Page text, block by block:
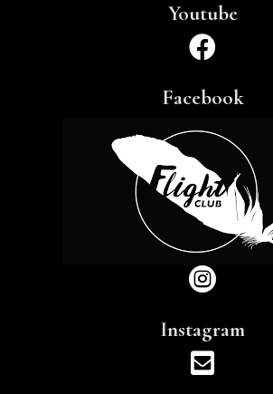
Youtube

Facebook

Instagram
